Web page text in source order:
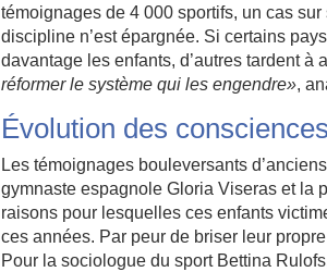
témoignages de 4 000 sportifs, un cas
discipline n’est épargnée. Si certains
davantage les enfants, d’autres tardent à
réformer le système qui les engendre»,
Évolution des consciences
Les témoignages bouleversants
gymnaste espagnole Gloria Viseras et la
raisons pour lesquelles ces enfants
ces années. Par peur de briser leur
Pour la sociologue du sport Bettina